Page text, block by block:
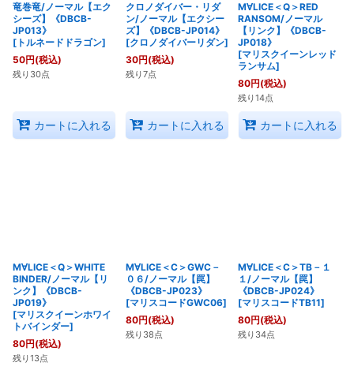
竜巻竜/ノーマル【エク
シーズ】《DBCB-
JP013》
[ トルネードドラゴン]
50円(税込)
残り30点
カートに入れる
クロノダイバー・リダ
ン/ノーマル【エクシー
ズ】《DBCB-JP014》
[クロノダイバーリダン]
30円(税込)
残り7点
カートに入れる
M∀LICE＜Q＞RED
RANSOM/ノーマル
【リンク】《DBCB-
JP018》
[マリスクイーンレッド
ランサム]
80円(税込)
残り14点
カートに入れる
M∀LICE＜Q＞WHITE
BINDER/ノーマル【リ
ンク】《DBCB-
JP019》
[マリスクイーンホワイ
トバインダー]
80円(税込)
残り13点
M∀LICE＜C＞GWC－
０６/ノーマル【罠】
《DBCB-JP023》
[マリスコードGWC06]
80円(税込)
残り38点
M∀LICE＜C＞TB－１
１/ノーマル【罠】
《DBCB-JP024》
[マリスコードTB11]
80円(税込)
残り34点